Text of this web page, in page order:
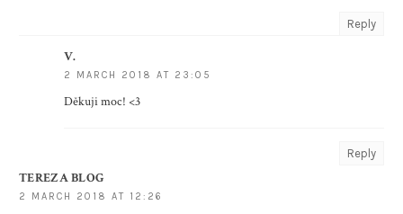
Reply
V.
2 MARCH 2018 AT 23:05
Děkuji moc! <3
Reply
TEREZA BLOG
2 MARCH 2018 AT 12:26